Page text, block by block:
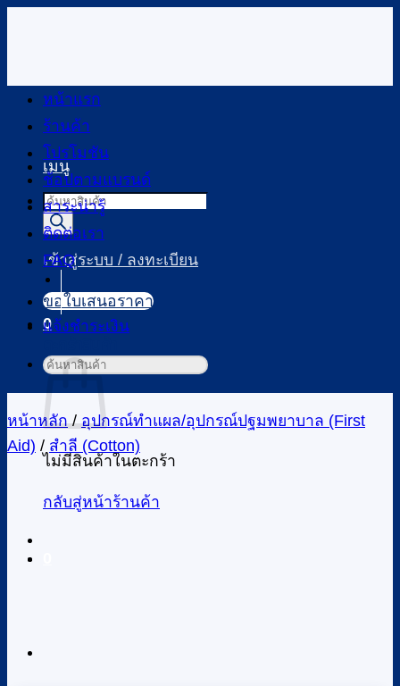
เนื้อหา
เมนู
Products
search
เข้าสู่ระบบ / ลงทะเบียน
0
ไม่มีสินค้าในตะกร้า
กลับสู่หน้าร้านค้า
หน้าแรก
ร้านค้า
โปรโมชัน
ช้อปตามแบรนด์
สาระน่ารู้
ติดต่อเรา
FAQ
ขอใบเสนอราคา
แจ้งชำระเงิน
ค้นหา:
หน้าหลัก / อุปกรณ์ทำแผล/อุปกรณ์ปฐมพยาบาล (First
Aid) / สำลี (Cotton)